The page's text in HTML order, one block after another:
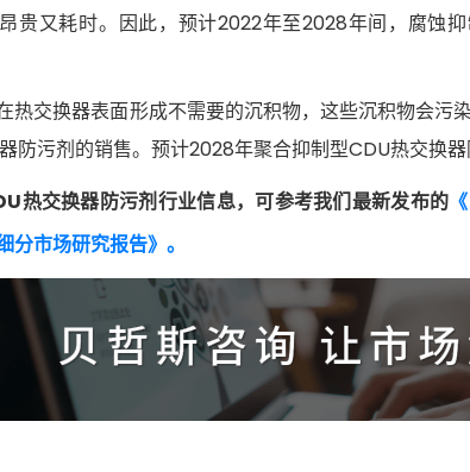
贵又耗时。因此，预计2022年至2028年间，腐蚀
热交换器表面形成不需要的沉积物，这些沉积物会污
防污剂的销售。预计2028年聚合抑制型CDU热交换器
热交换器防污剂行业信息，可参考我们最新发布的
分市场研究报告》。